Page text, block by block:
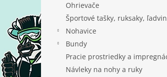
Ohrievače
Športové tašky, ruksaky,
Nohavice
Bundy
Pracie prostriedky a
Návleky na nohy a ruky